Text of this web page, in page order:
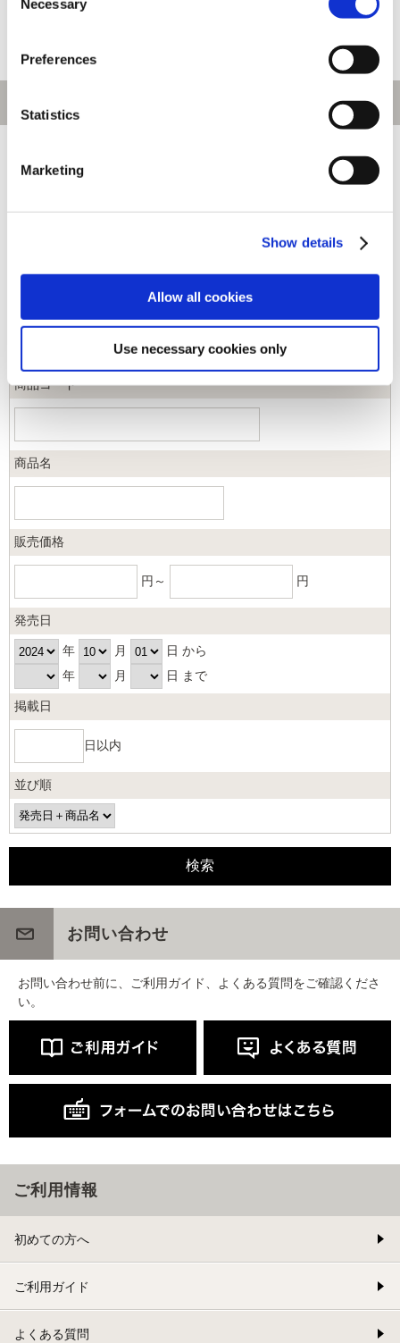
Selection
Necessary
Preferences
Statistics
Marketing
Show details
Allow all cookies
Use necessary cookies only
ジャンル
商品コード
商品名
販売価格
円～ 円
発売日
年 月
日 から
年
月 日 まで
掲載日
日以内
並び順
お問い合わせ
お問い合わせ前に、ご利用ガイド、よくある質問をご確認くださ
い。
ご利用情報
初めての方へ
ご利用ガイド
よくある質問